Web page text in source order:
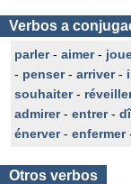
Verbos a
parler- aimer-
- penser- arriver-
souhaiter-
admirer- entrer-
énerver- enfermer
Otros verbos